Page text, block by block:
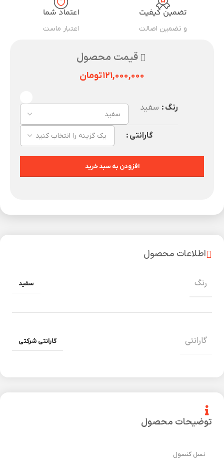
تضمین کیفیت
و تضمین اصالت
اعتماد شما
اعتبار ماست
قیمت محصول
۱۲۱,۰۰۰,۰۰۰تومان
رنگ سفید
گارانتی
افزودن به سبد خرید
توضیحات محصول
نسل کنسول
اطلاعات محصول
رنگ سفید
گارانتی گارانتی شرکتی